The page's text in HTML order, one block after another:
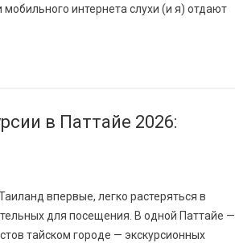
мобильного интернета слухи (и я) отдают
в Паттайе 2026:
впервые, легко растеряться в
для посещения. В одной Паттайе —
тайском городе — экскурсионных